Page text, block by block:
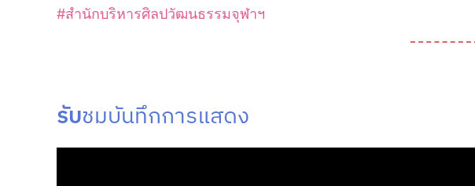
#สำนักบริหารศิลปวัฒนธรรมจุฬาฯ
รับชมบันทึกการแสดง